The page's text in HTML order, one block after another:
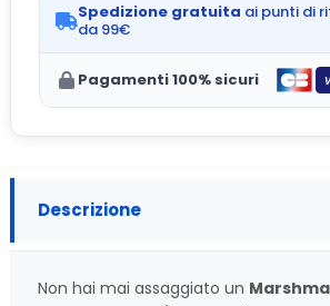
Spedizione gratuita ai punti di
da 99€
Pagamenti 100% sicuri
Descrizione
Non hai mai assaggiato un